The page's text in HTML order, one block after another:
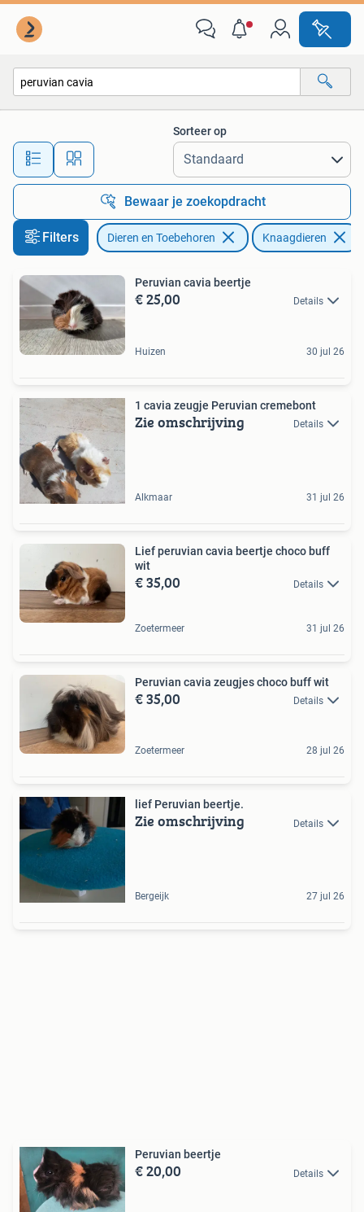
Alle afstanden…
Sorteer op
Bewaar je zoekopdracht
Filters Dieren en Toebehoren Knaagdieren
Peruvian cavia beertje
€ 25,00 Details
Huizen 30 jul 26
1 cavia zeugje Peruvian cremebont
Zie omschrijving Details
Alkmaar 31 jul 26
Lief peruvian cavia beertje choco buff
wit
€ 35,00 Details
Zoetermeer 31 jul 26
Peruvian cavia zeugjes choco buff wit
€ 35,00 Details
Zoetermeer 28 jul 26
lief Peruvian beertje.
Zie omschrijving Details
Bergeijk 27 jul 26
Peruvian beertje
€ 20,00 Details